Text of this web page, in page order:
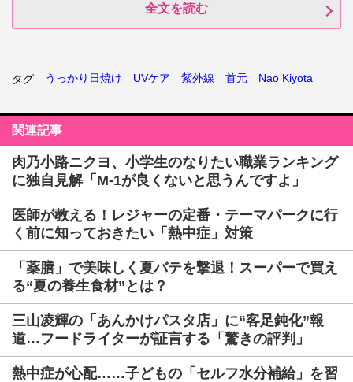
全文を読む
タグ うっかり日焼け UVケア 紫外線 首元 Nao Kiyota
関連記事
肉乃小路ニクヨ、小学生のなりたい職業ランキング
に独自見解「M-1が良くないと思うんですよ」
医師が教える！レジャーの定番・テーマパークに行
く前に知っておきたい「熱中症」対策
「薬膳」で美味しく夏バテを撃退！スーパーで買え
る“夏の養生食材”とは？
三山凌輝の「あんかけパスタ店」に“客足鈍化”報
道…フードライターが証言する「驚きの評判」
熱中症が心配……子どもの「セルフ水分補給」を習